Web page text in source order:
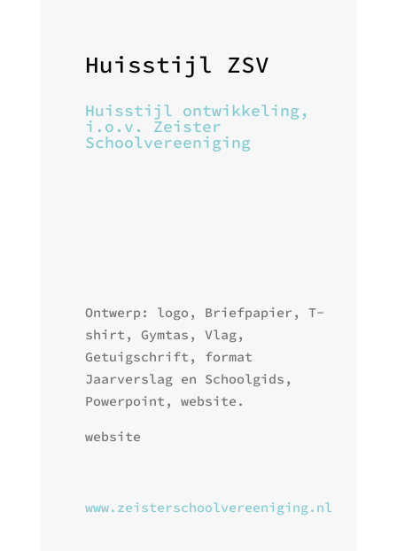
Huisstijl ZSV
Huisstijl ontwikkeling,
i.o.v. Zeister
Schoolvereeniging
Ontwerp: logo, Briefpapier, T-
shirt, Gymtas, Vlag,
Getuigschrift, format
Jaarverslag en Schoolgids,
Powerpoint, website.
website
www.zeisterschoolvereeniging.nl